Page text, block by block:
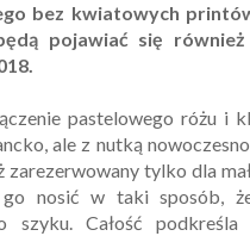
bez kwiatowych
pojawiać się
pastelowego różu i
ale z nutką
zarezerwowany tylko dla
nosić w taki sposób,
szyku. Całość